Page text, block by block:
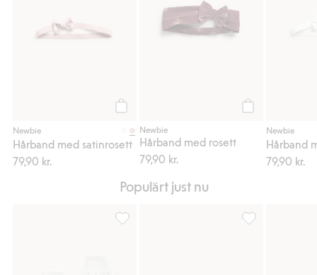
Newbie
Hårband med satinrosett
79,90 kr.
Newbie
Hårband med rosett
79,90 kr.
Newbie
Hårband
79,90 kr.
Populärt just nu